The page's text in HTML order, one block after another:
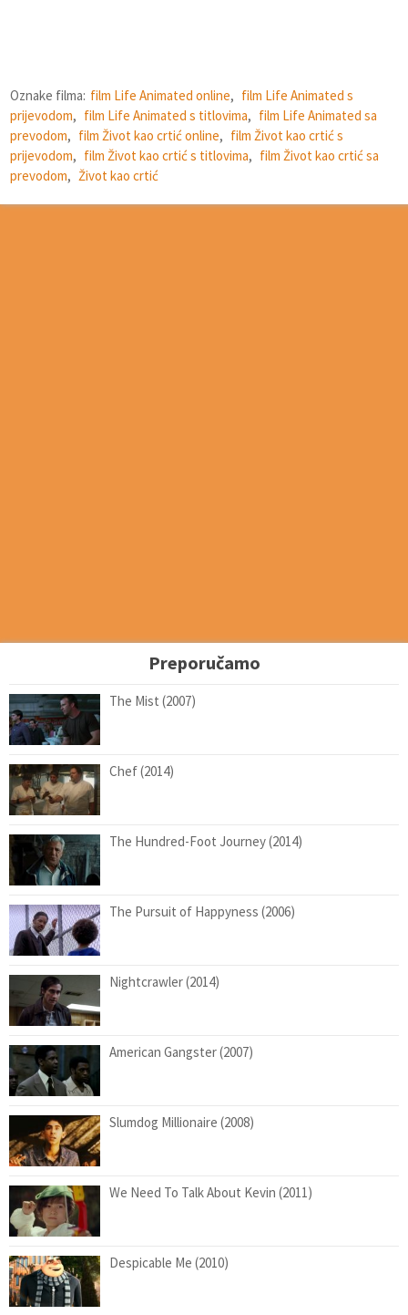
Oznake filma: film Life Animated online, film Life Animated s
prijevodom, film Life Animated s titlovima, film Life Animated sa
prevodom, film Život kao crtić online, film Život kao crtić s
prijevodom, film Život kao crtić s titlovima, film Život kao crtić sa
prevodom, Život kao crtić
Preporučamo
The Mist (2007)
Chef (2014)
The Hundred-Foot Journey (2014)
The Pursuit of Happyness (2006)
Nightcrawler (2014)
American Gangster (2007)
Slumdog Millionaire (2008)
We Need To Talk About Kevin (2011)
Despicable Me (2010)